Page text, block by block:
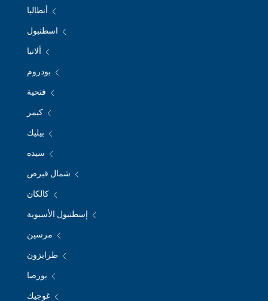
أنطاليا
اسطنبول
ألانيا
بودروم
فتحية
كيمر
بيليك
سيده
شمال قبرص
كالكان
إسطنبول الأسيوية
مرسين
طرابزون
بورصا
غوجيك